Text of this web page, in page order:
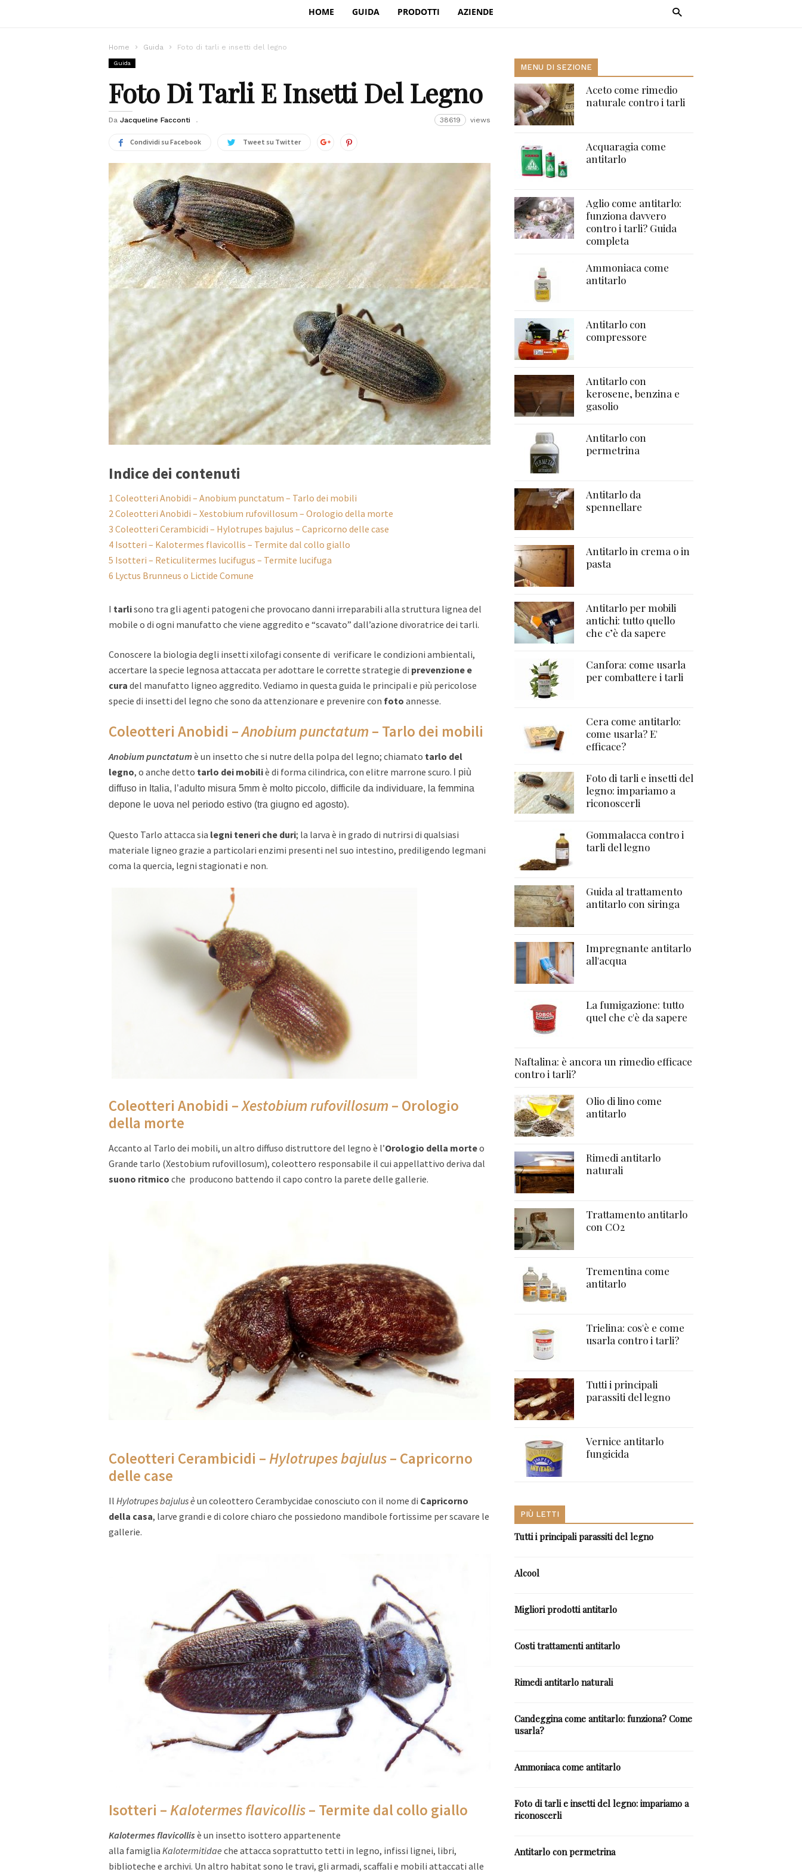
HOME GUIDA PRODOTTI AZIENDE
Home Guida Foto di tarli e insetti del legno
Guida
Foto Di Tarli E Insetti Del Legno
Da Jacqueline Facconti 38619 views
Condividi su Facebook Tweet su Twitter
Indice dei contenuti
1 Coleotteri Anobidi – Anobium punctatum – Tarlo dei mobili
2Coleotteri Anobidi – Xestobium rufovillosum – Orologio della morte
3 Coleotteri Cerambicidi – Hylotrupes bajulus – Capricorno delle case
4 Isotteri – Kalotermes flavicollis – Termite dal collo giallo
5 Isotteri – Reticulitermes lucifugus – Termite lucifuga
6 Lyctus Brunneus o Lictide Comune
I tarlisono tra gli agenti patogeni che provocano danni irreparabili alla struttura lignea del
mobile o di ogni manufatto che viene aggredito e “scavato” dall’azione divoratrice dei tarli.
Conoscere la biologia degli insetti xilofagi consente di verificare le condizioni ambientali,
accertare la specie legnosa attaccata per adottare le corrette strategie di prevenzione e
cura del manufatto ligneo aggredito. Vediamo in questa guida le principali e più pericolose
specie di insetti del legno che sono da attenzionare e prevenire con foto annesse.
Coleotteri Anobidi –Anobium punctatum – Tarlo dei mobili
Anobium punctatumè un insetto che si nutre della polpa del legno; chiamato tarlo del
legno, o anche detto tarlo dei mobiliè di forma cilindrica, con elitre marrone scuro.
l più
diffuso in Italia, l’adulto misura 5mm è molto piccolo, difficile da individuare, la femmina
depone le uova nel periodo estivo (tra giugno ed agosto).
Questo Tarlo attacca sia legni teneri che duri; la larva è in grado di nutrirsi di qualsiasi
materiale ligneo grazie a particolari enzimi presenti nel suo intestino, prediligendo legmani
coma la quercia, legni stagionati e non.
Coleotteri Anobidi –Xestobium rufovillosum – Orologio
della morte
Accanto al Tarlo dei mobili, un altro diffuso distruttore del legno è l’Orologio della morteo
Grande tarlo (Xestobium rufovillosum), coleottero responsabile il cui appellattivo deriva dal
suono ritmico che producono battendo il capo contro la parete delle gallerie.
Coleotteri Cerambicidi – Hylotrupes bajulus– Capricorno
delle case
Il Hylotrupes bajulus è un coleottero Cerambycidae conosciuto con il nome di Capricorno
della casa, larve grandi e di colore chiaro che possiedono mandibole fortissime per scavare le
gallerie.
Isotteri – Kalotermes flavicollis– Termite dal collo giallo
Kalotermes flavicollis è un insetto isottero appartenente
alla famiglia Kalotermitidae che attacca soprattutto tetti in legno, infissi lignei, libri,
biblioteche e archivi. Un altro habitat sono le travi, gli armadi, scaffali e mobili attaccati alle
MENU DI SEZIONE
Aceto come rimedio
naturale contro i tarli
Acquaragia come
antitarlo
Aglio come antitarlo:
funziona davvero
contro i tarli? Guida
completa
Ammoniaca come
antitarlo
Antitarlo con
compressore
Antitarlo con
kerosene, benzina e
gasolio
Antitarlo con
permetrina
Antitarlo da
spennellare
Antitarlo in crema o in
pasta
Antitarlo per mobili
antichi: tutto quello
che c’è da sapere
Canfora: come usarla
per combattere i tarli
Cera come antitarlo:
come usarla? E'
efficace?
Foto di tarli e insetti del
legno: impariamo a
riconoscerli
Gommalacca contro i
tarli del legno
Guida al trattamento
antitarlo con siringa
Impregnante antitarlo
all'acqua
La fumigazione: tutto
quel che c'è da sapere
Naftalina: è ancora un rimedio efficace
contro i tarli?
Olio di lino come
antitarlo
Rimedi antitarlo
naturali
Trattamento antitarlo
con CO2
Trementina come
antitarlo
Trielina: cos'è e come
usarla contro i tarli?
Tutti i principali
parassiti del legno
Vernice antitarlo
fungicida
PIÙ LETTI
Tutti i principali parassiti del legno
Alcool
Migliori prodotti antitarlo
Costi trattamenti antitarlo
Rimedi antitarlo naturali
Candeggina come antitarlo: funziona? Come
usarla?
Ammoniaca come antitarlo
Foto di tarli e insetti del legno: impariamo a
riconoscerli
Antitarlo con permetrina